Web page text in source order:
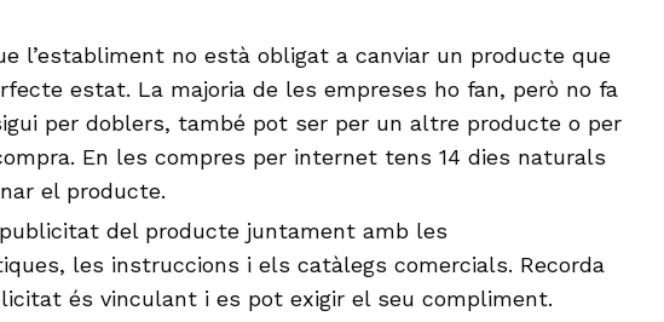
l’establiment no està obligat a canviar un producte que
estat. La majoria de les empreses ho fan, però no fa
per doblers, també pot ser per un altre producte o per
En les compres per internet tens 14 dies naturals
el producte.
del producte juntament amb les
les instruccions i els catàlegs comercials. Recorda
és vinculant i es pot exigir el seu compliment.